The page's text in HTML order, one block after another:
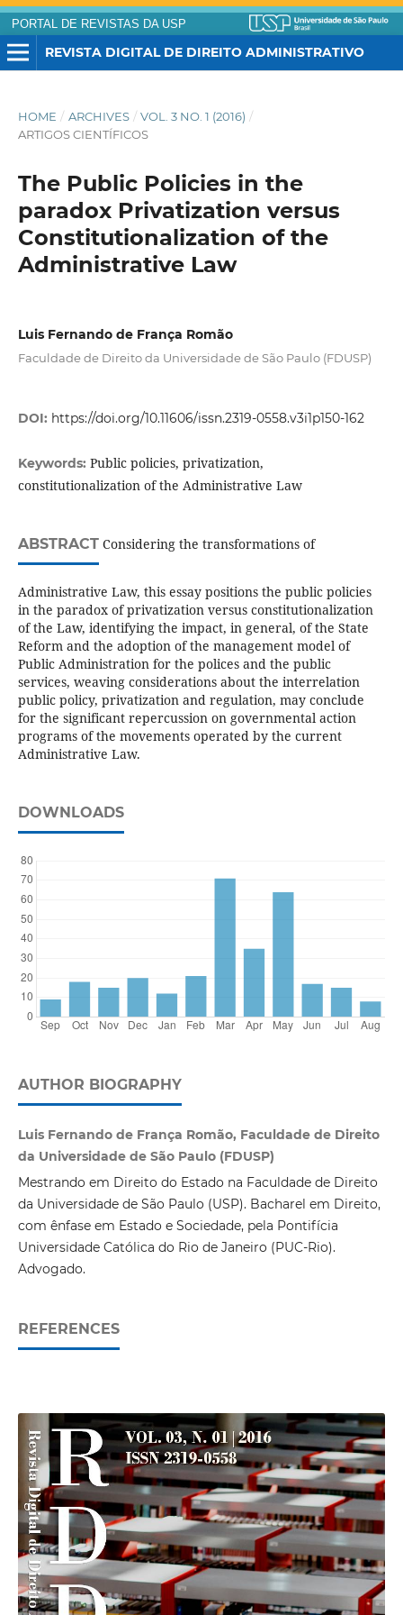
PORTAL DE REVISTAS DA USP
REVISTA DIGITAL DE DIREITO ADMINISTRATIVO
HOME / ARCHIVES / VOL. 3 NO. 1 (2016) /
ARTIGOS CIENTÍFICOS
The Public Policies in the
paradox Privatization versus
Constitutionalization of the
Administrative Law
Luis Fernando de França Romão
Faculdade de Direito da Universidade de São Paulo (FDUSP)
DOI: https://doi.org/10.11606/issn.2319-0558.v3i1p150-162
Keywords: Public policies, privatization,
constitutionalization of the Administrative Law
ABSTRACTConsidering the transformations of
Administrative Law, this essay positions the public policies
in the paradox of privatization versus constitutionalization
of the Law, identifying the impact, in general, of the State
Reform and the adoption of the management model of
Public Administration for the polices and the public
services, weaving considerations about the interrelation
public policy, privatization and regulation, may conclude
for the significant repercussion on governmental action
programs of the movements operated by the current
Administrative Law.
DOWNLOADS
AUTHOR BIOGRAPHY
Luis Fernando de França Romão, Faculdade de Direito
da Universidade de São Paulo (FDUSP)
Mestrando em Direito do Estado na Faculdade de Direito
da Universidade de São Paulo (USP). Bacharel em Direito,
com ênfase em Estado e Sociedade, pela Pontifícia
Universidade Católica do Rio de Janeiro (PUC-Rio).
Advogado.
REFERENCES